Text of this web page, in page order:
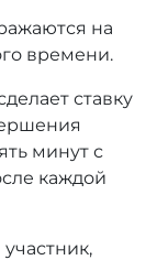
на
времени.
ставку
минут с
каждой